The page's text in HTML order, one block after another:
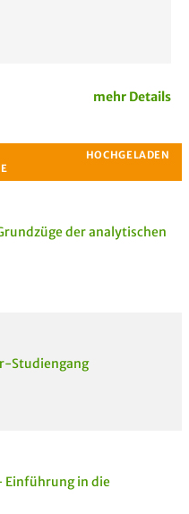
mehr Details
der analytischen
Studiengang
Einführung in die